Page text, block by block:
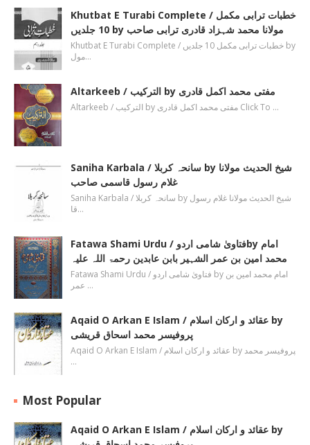
Khutbat E Turabi Complete / خطبات ترابی مکمل
10 جلدیں by مولانا محمد شہزاد قادری ترابی صاحب
Khutbat E Turabi Complete / خطبات ترابی مکمل 10 جلدیں by
مول…
Altarkeeb / الترکیب by مفتی محمد اکمل قادری
Altarkeeb / الترکیب by مفتی محمد اکمل قادری Click To …
Saniha Karbala / سانحہ کربلا by شیخ الحدیث مولانا
غلام رسول قاسمی صاحب
Saniha Karbala / سانحہ کربلا by شیخ الحدیث مولانا غلام رسول
قا…
Fatawa Shami Urdu / فتاویٰ شامی اردوby امام
محمد امین بن عمر الشہیر بابن عابدین رحمۃ اللہ علیہ
Fatawa Shami Urdu / فتاویٰ شامی اردو by امام محمد امین بن
عمر …
Aqaid O Arkan E Islam / عقائد و ارکان اسلام by
پروفیسر محمد اسحاق قریشی
Aqaid O Arkan E Islam / عقائد و ارکان اسلام by پروفیسر محمد
…
Most Popular
Aqaid O Arkan E Islam / عقائد و ارکان اسلام by